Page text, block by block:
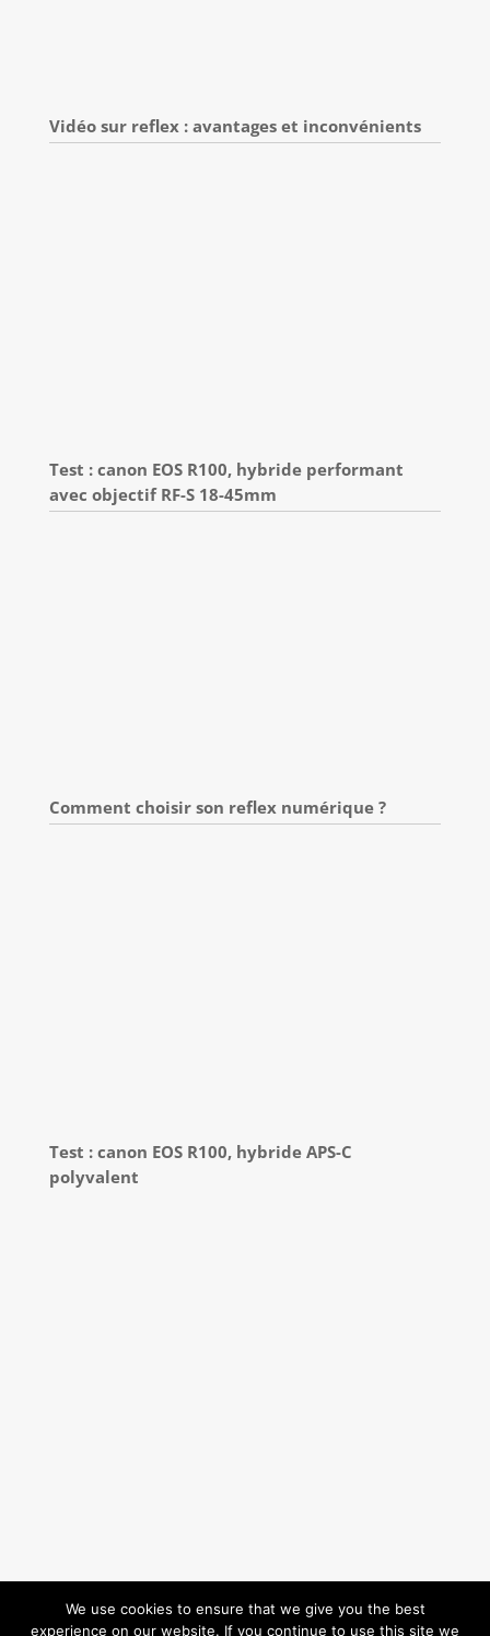
Vidéo sur reflex : avantages et inconvénients
Test : canon EOS R100, hybride performant
avec objectif RF-S 18-45mm
Comment choisir son reflex numérique ?
Test : canon EOS R100, hybride APS-C
polyvalent
We use cookies to ensure that we give you the best
experience on our website. If you continue to use this site we